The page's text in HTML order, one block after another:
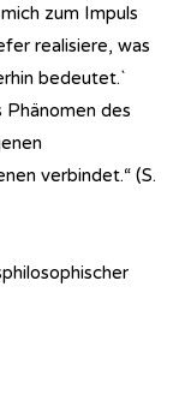
zum Impuls
realisiere, was
bedeutet.`
Phänomen des
verbindet.“ (S.